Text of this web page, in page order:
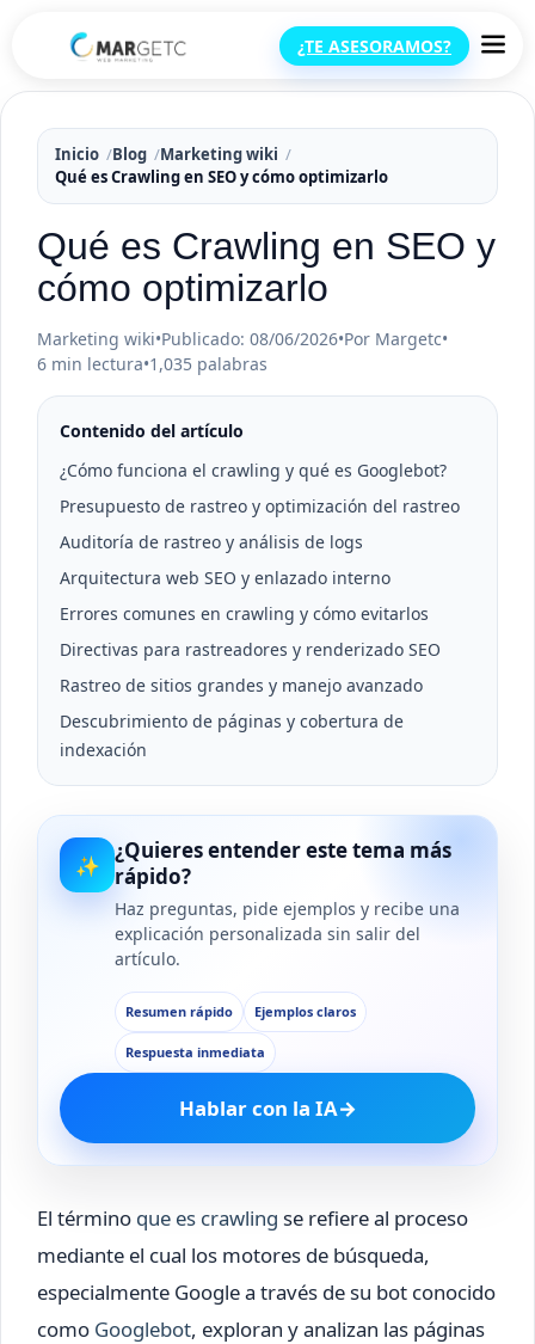
¿TE ASESORAMOS?
Inicio Blog
Marketing wiki
Qué es Crawling en SEO y cómo optimizarlo
Qué es Crawling en SEO y
cómo optimizarlo
Marketing wiki•Publicado: 08/06/2026•Por Margetc•
6 min lectura•1,035 palabras
Contenido del artículo
¿Cómo funciona el crawling y qué es Googlebot?
Presupuesto de rastreo y optimización del rastreo
Auditoría de rastreo y análisis de logs
Arquitectura web SEO y enlazado interno
Errores comunes en crawling y cómo evitarlos
Directivas para rastreadores y renderizado SEO
Rastreo de sitios grandes y manejo avanzado
Descubrimiento de páginas y cobertura de
indexación
✨
¿Quieres entender este tema más
rápido?
Haz preguntas, pide ejemplos y recibe una
explicación personalizada sin salir del
artículo.
Resumen rápido Ejemplos claros
Respuesta inmediata
Hablar con la IA→
El término que es crawling se refiere al proceso
mediante el cual los motores de búsqueda,
especialmente Google a través de su bot conocido
como Googlebot, exploran y analizan las páginas